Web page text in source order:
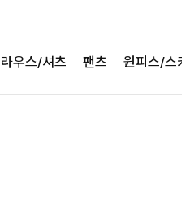
우스/셔츠 팬츠 원피스/스